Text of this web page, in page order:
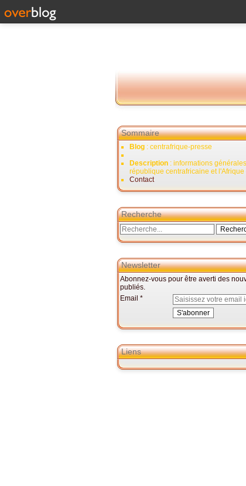
Sommaire
Blog : centrafrique-presse
Description : informations
république centrafricaine et l'Afrique
Contact
Recherche
Newsletter
Abonnez-vous pour être averti des
publiés.
Email
Liens